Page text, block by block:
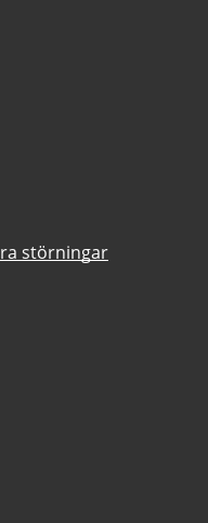
störningar